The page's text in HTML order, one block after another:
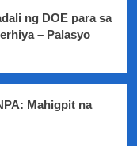
ng DOE para sa
– Palasyo
Mahigpit na